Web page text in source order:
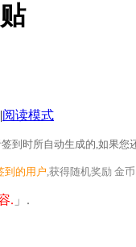
|阅读模式
到时所自动生成的,如果您
到的用户 ,获得随机奖励 金币
. 」.